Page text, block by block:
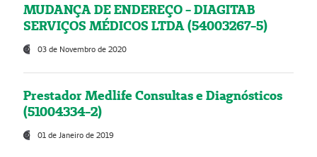
MUDANÇA DE ENDEREÇO - DIAGITAB
SERVIÇOS MÉDICOS LTDA (54003267-5)
03 de Novembro de 2020
Prestador Medlife Consultas e Diagnósticos
(51004334-2)
01 de Janeiro de 2019